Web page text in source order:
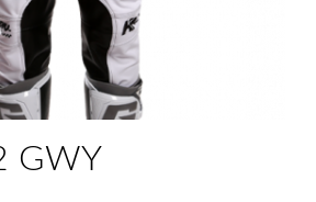
GWY